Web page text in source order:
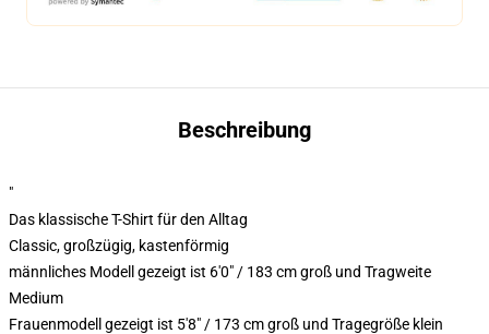
Beschreibung
"
Das klassische T-Shirt für den Alltag
Classic, großzügig, kastenförmig
männliches Modell gezeigt ist 6'0" / 183 cm groß und Tragweite
Medium
Frauenmodell gezeigt ist 5'8" / 173 cm groß und Tragegröße klein